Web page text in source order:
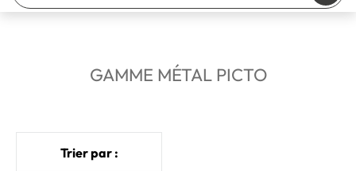
GAMME MÉTAL PICTO
Trier par :